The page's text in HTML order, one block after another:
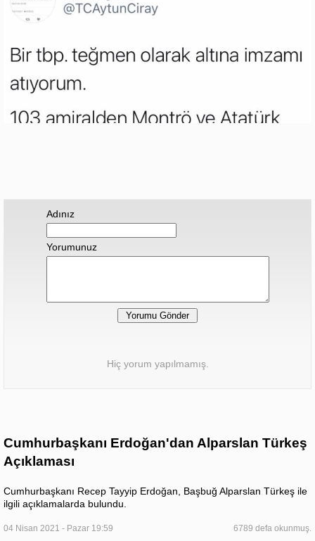
Adınız
Yorumunuz
Hiç yorum yapılmamış.
Cumhurbaşkanı Erdoğan'dan Alparslan Türkeş
Açıklaması
Cumhurbaşkanı Recep Tayyip Erdoğan, Başbuğ Alparslan Türkeş ile
ilgili açıklamalarda bulundu.
04 Nisan 2021 - Pazar 19:59 6789 defa okunmuş.